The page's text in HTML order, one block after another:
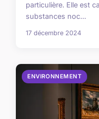
particulière. Elle est
substances noc...
17 décembre 2024
ENVIRONNEMENT